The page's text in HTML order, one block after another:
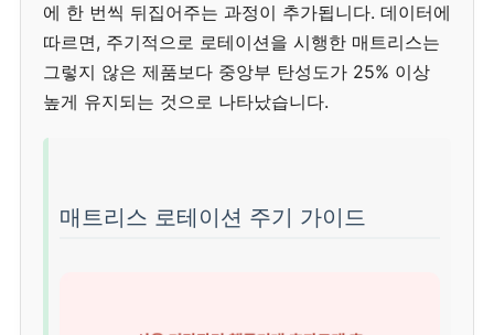
에 한 번씩 뒤집어주는 과정이 추가됩니다. 데이터에
따르면, 주기적으로 로테이션을 시행한 매트리스는
그렇지 않은 제품보다 중앙부 탄성도가 25% 이상
높게 유지되는 것으로 나타났습니다.
매트리스 로테이션 주기 가이드